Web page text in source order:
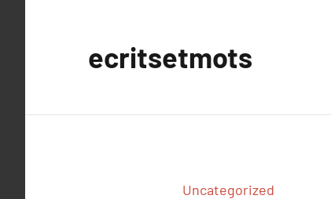
ecritsetmots
Uncategorized